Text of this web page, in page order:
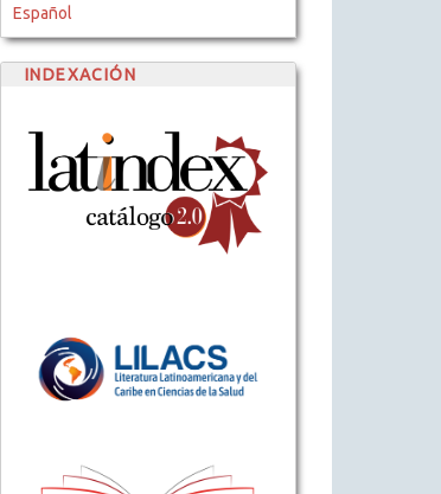
Español
INDEXACIÓN